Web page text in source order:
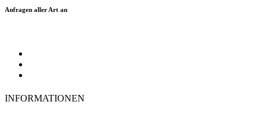
Anfragen aller Art an
INFORMATIONEN